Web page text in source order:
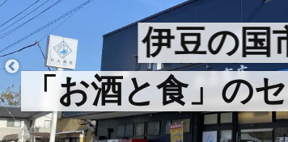
伊豆の国
「お酒と食」の
店長ブ
「北条義時あぐ
められた秘